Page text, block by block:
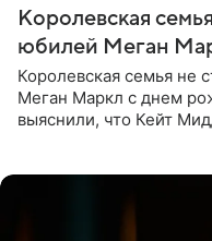
Королевская
юбилей Меган
Королевская семья не
Меган Маркл с днем
выяснили, что Кейт